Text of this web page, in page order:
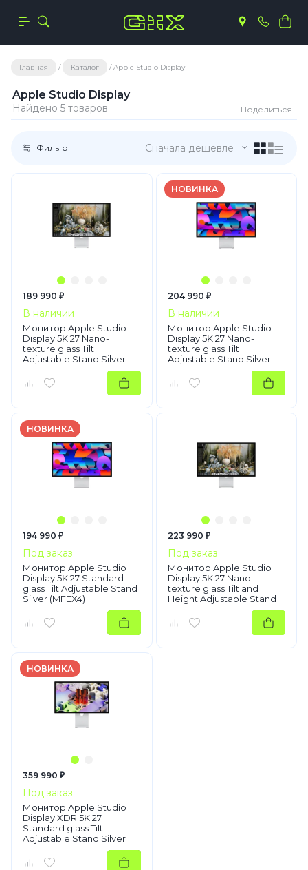
Главная Каталог Apple Studio Display
Apple Studio Display
Найдено 5 товаров Поделиться
Фильтр Сначала дешевле
189 990 ₽
В наличии
Монитор Apple Studio
Display 5K 27 Nano-
texture glass Tilt
Adjustable Stand Silver
НОВИНКА
204 990 ₽
В наличии
Монитор Apple Studio
Display 5K 27 Nano-
texture glass Tilt
Adjustable Stand Silver
НОВИНКА
194 990 ₽
Под заказ
Монитор Apple Studio
Display 5K 27 Standard
glass Tilt Adjustable Stand
Silver (MFEX4)
223 990 ₽
Под заказ
Монитор Apple Studio
Display 5K 27 Nano-
texture glass Tilt and
Height Adjustable Stand
НОВИНКА
359 990 ₽
Под заказ
Монитор Apple Studio
Display XDR 5K 27
Standard glass Tilt
Adjustable Stand Silver